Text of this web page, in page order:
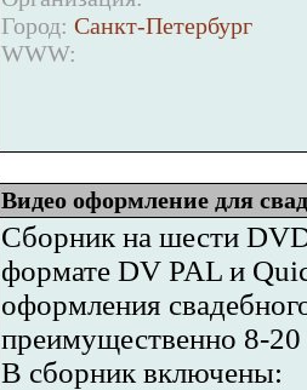
Город: Санкт-Петербург
WWW:
Видео оформление для
Сборник на шести
формате DV PAL и
оформления
преимущественно 8-20
В сборник включены: